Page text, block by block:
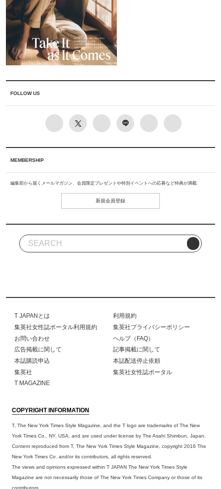
FOLLOW US
MEMBERSHIP
編集部から届くメールマガジン、会員限定プレゼントや特別イベントへの応募など特典が満載
新規会員登録
T JAPANとは
利用規約
集英社女性誌ポータル利用規約
集英社プライバシーポリシー
お問い合わせ
ヘルプ（FAQ）
広告掲載に関して
記事掲載に関して
本誌購読申込
本誌配送停止依頼
集英社
集英社女性誌ポータル
T MAGAZINE
COPYRIGHT INFORMATION
T, The New York Times Style Magazine, and the T logo are trademarks of The New
York Times Co., NY, USA, and are used under license by The Asahi Shimbun, Japan.
Content reproduced from T, The New York Times Style Magazine, copyright 2016 The
New York Times Co. and/or its contributors, all rights reserved.
The views and opinions expressed within T JAPAN The New York Times Style
Magazine are not necessarily those of The New York Times Company or those of its
contributors.